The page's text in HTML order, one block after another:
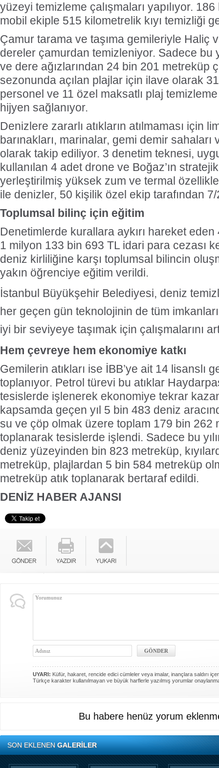
yüzeyi temizleme çalışmaları yapılıyor.
mobil ekiple 515 kilometrelik kıyı temizliği
Çamur tarama ve taşıma gemileriyle Haliç
dereler çamurdan temizleniyor. Sadece bu
ve dere ağızlarından 24 bin 201 metreküp
sezonunda açılan plajlar için ilave olarak
personel ve 11 özel maksatlı plaj
hijyen sağlanıyor.
Denizlere zararlı atıkların atılmaması için
barınakları, marinalar, gemi demir
olarak takip ediliyor. 3 denetim teknesi,
kullanılan 4 adet drone ve Boğaz’ın
yerleştirilmiş yüksek zum ve termal
ile denizler, 50 kişilik özel ekip tarafından
Toplumsal bilinç için eğitim
Denetimlerde kurallara aykırı hareket
1 milyon 133 bin 693 TL idari para cezası
deniz kirliliğine karşı toplumsal bilincin
yakın öğrenciye eğitim verildi.
İstanbul Büyükşehir Belediyesi, deniz
her geçen gün teknolojinin de tüm
iyi bir seviyeye taşımak için çalışmalarını
Hem çevreye hem ekonomiye katkı
Gemilerin atıkları ise İBB’ye ait 14 lisanslı
toplanıyor. Petrol türevi bu atıklar
tesislerde işlenerek ekonomiye tekrar
kapsamda geçen yıl 5 bin 483 deniz
su ve çöp olmak üzere toplam 179 bin 262
toplanarak tesislerde işlendi. Sadece bu
deniz yüzeyinden bin 823 metreküp,
metreküp, plajlardan 5 bin 584 metreküp
metreküp atık toplanarak bertaraf edildi.
DENİZ HABER AJANSI
UYARI: Küfür, hakaret, rencide edici cümleler veya imalar, inançlara saldırı
Türkçe karakter kullanılmayan ve büyük harflerle yazılmış yorumlar
Bu habere henüz yorum
SON EKLENENGALERİLER